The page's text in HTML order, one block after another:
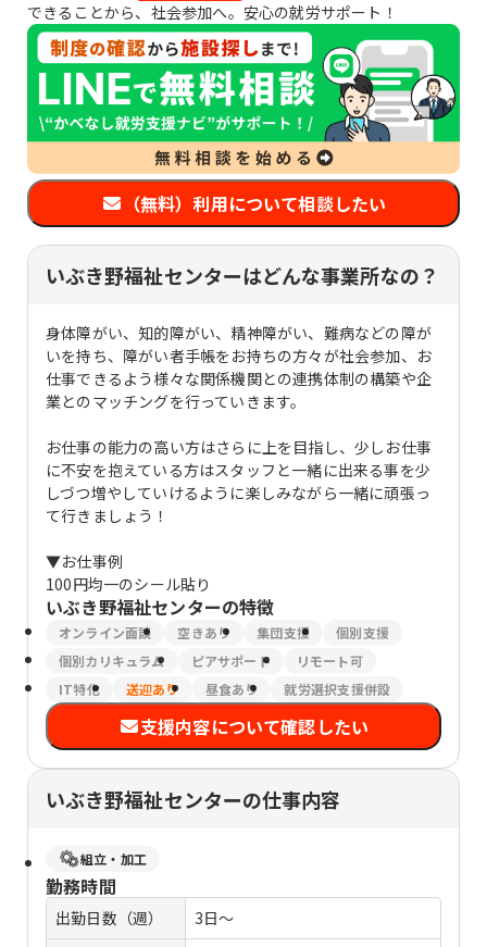
できることから、社会参加へ。安心の就労サポート！
（無料）利用について相談したい
いぶき野福祉センターはどんな事業所なの？
身体障がい、知的障がい、精神障がい、難病などの障が
いを持ち、障がい者手帳をお持ちの方々が社会参加、お
仕事できるよう様々な関係機関との連携体制の構築や企
業とのマッチングを行っていきます。
お仕事の能力の高い方はさらに上を目指し、少しお仕事
に不安を抱えている方はスタッフと一緒に出来る事を少
しづつ増やしていけるように楽しみながら一緒に頑張っ
て行きましょう！
▼お仕事例
100円均一のシール貼り
いぶき野福祉センターの特徴
オンライン面談 空きあり 集団支援
個別支援
個別カリキュラム
ピアサポート
リモート可
IT特化
送迎あり 昼食あり 就労選択支援併設
支援内容について確認したい
いぶき野福祉センターの仕事内容
組立・加工
勤務時間
出勤日数（週）
3日～